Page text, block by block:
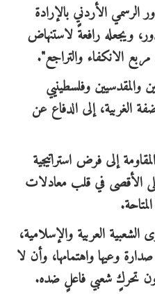
الأردني بالإرادة
ويجعله رافعةً لاستنهاض
الانكفاء والتراجع".
والمقدسيين وفلسطينيي
عام 1948 وفي الضفة الغربية، إلى الدفاع عن
إلى فرض استراتيجية
الأقصى في قلب معادلات
العربية والإسلامية،
وعيها واهتمامها، وأن لا
تحركٍ شعبي فاعلٍ ضده.